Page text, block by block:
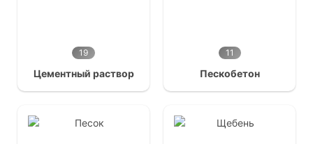
19
Цементный раствор
11
Пескобетон